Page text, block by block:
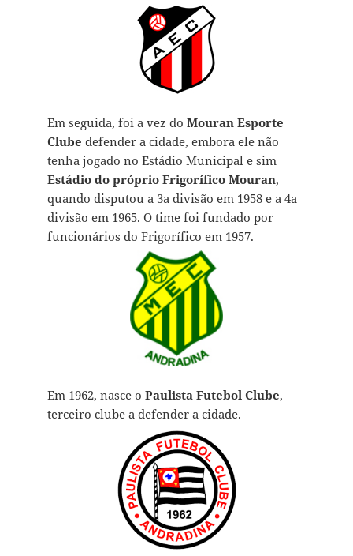
Em seguida, foi a vez do Mouran Esporte
Clube defender a cidade, embora ele não
tenha jogado no Estádio Municipal e sim
Estádio do próprio Frigorífico Mouran,
quando disputou a 3a divisão em 1958 e a 4a
divisão em 1965. O time foi fundado por
funcionários do Frigorífico em 1957.
Em 1962, nasce o Paulista Futebol Clube,
terceiro clube a defender a cidade.